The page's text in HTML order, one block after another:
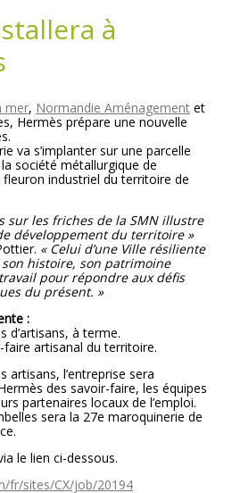
à
mer, Normandie Aménagement et
Hermès prépare une nouvelle
va s’implanter sur une parcelle
société métallurgique de
industriel du territoire de
sur les friches de la SMN illustre
développement du territoire »
« Celui d’une Ville résiliente
histoire, son patrimoine
pour répondre aux défis
du présent. »
:
d’artisans, à terme.
artisanal du territoire.
artisans, l’entreprise sera
des savoir-faire, les équipes
partenaires locaux de l’emploi.
sera la 27e maroquinerie de
le lien ci-dessous.
fr/sites/CX/job/20194